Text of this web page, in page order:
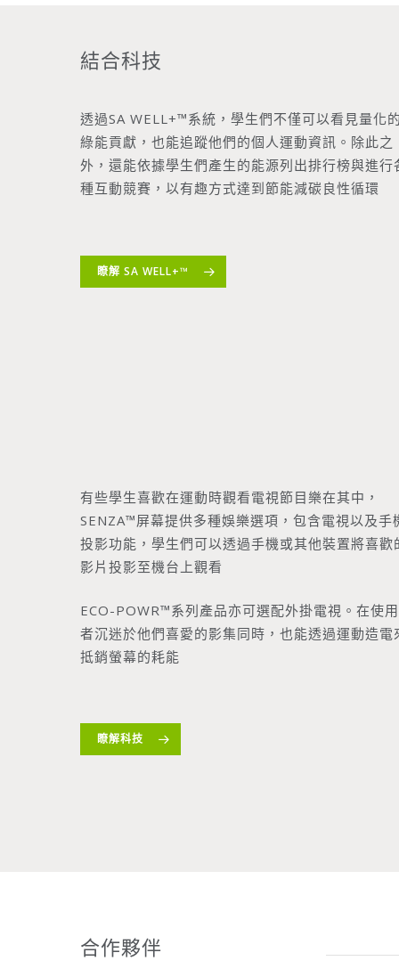
結合科技
透過SA WELL+™系統，學生們不僅可以看見量化
綠能貢獻，也能追蹤他們的個人運動資訊。除此之
外，還能依據學生們產生的能源列出排行榜與進行
種互動競賽，以有趣方式達到節能減碳良性循環
瞭解 SA WELL+™
有些學生喜歡在運動時觀看電視節目樂在其中，
SENZA™屏幕提供多種娛樂選項，包含電視以及手
投影功能，學生們可以透過手機或其他裝置將喜歡
影片投影至機台上觀看
ECO-POWR™系列產品亦可選配外掛電視。在使用
者沉迷於他們喜愛的影集同時，也能透過運動造電
抵銷螢幕的耗能
瞭解科技
合作夥伴